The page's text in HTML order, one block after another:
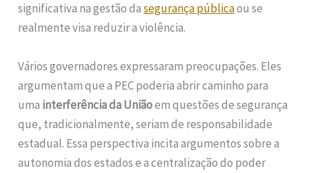
significativa na gestão dasegurança públicaou se
realmente visa reduzir a violência.
Vários governadores expressaram preocupações. Eles
argumentam que a PEC poderia abrir caminho para
uma interferência da Uniãoem questões de segurança
que, tradicionalmente, seriam de responsabilidade
estadual. Essa perspectiva incita argumentos sobre a
autonomia dos estados e a centralização do poder